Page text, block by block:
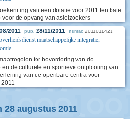
van een dotatie voor 2011 ten bate
voor de opvang van asielzoekers
2011 pub. 28/11/2011 numac 2011011421
maatschappelijke integratie,
ter bevordering van de
de culturele en sportieve ontplooiing van
van de openbare centra voor
augustus 2011